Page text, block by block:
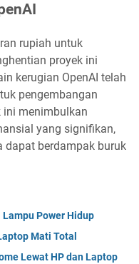
rupiah untuk
proyek ini
kerugian OpenAI telah
pengembangan
ini menimbulkan
yang signifikan,
dapat berdampak buruk
Power Hidup
Mati Total
Lewat HP dan Laptop